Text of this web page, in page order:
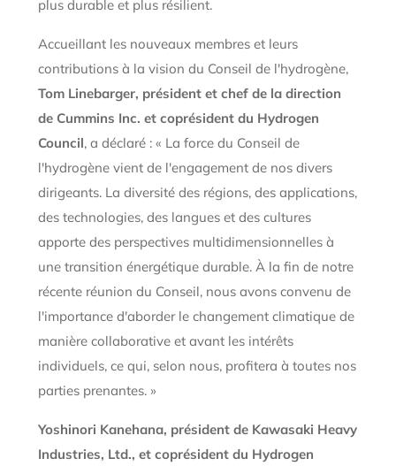
plus durable et plus résilient.
Accueillant les nouveaux membres et leurs
contributions à la vision du Conseil de l'hydrogène,
Tom Linebarger, président et chef de la direction
de Cummins Inc. et coprésident du Hydrogen
Council, a déclaré : « La force du Conseil de
l'hydrogène vient de l'engagement de nos divers
dirigeants. La diversité des régions, des applications,
des technologies, des langues et des cultures
apporte des perspectives multidimensionnelles à
une transition énergétique durable. À la fin de notre
récente réunion du Conseil, nous avons convenu de
l'importance d'aborder le changement climatique de
manière collaborative et avant les intérêts
individuels, ce qui, selon nous, profitera à toutes nos
parties prenantes. »
Yoshinori Kanehana, président de Kawasaki Heavy
Industries, Ltd., et coprésident du Hydrogen